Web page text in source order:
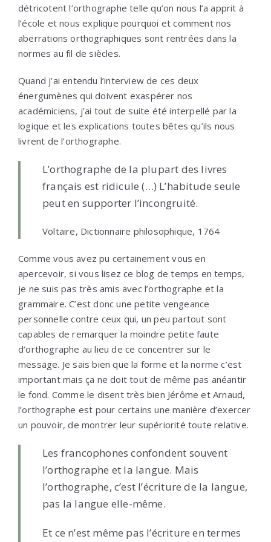
détricotent l’orthographe telle qu’on nous l’a apprit à
l’école et nous explique pourquoi et comment nos
aberrations orthographiques sont rentrées dans la
normes au fil de siècles.
Quand j’ai entendu l’interview de ces deux
énergumènes qui doivent exaspérer nos
académiciens, j’ai tout de suite été interpellé par la
logique et les explications toutes bêtes qu’ils nous
livrent de l’orthographe.
L’orthographe de la plupart des livres
français est ridicule (…) L’habitude seule
peut en supporter l’incongruité.
Voltaire, Dictionnaire philosophique, 1764
Comme vous avez pu certainement vous en
apercevoir, si vous lisez ce blog de temps en temps,
je ne suis pas très amis avec l’orthographe et la
grammaire. C’est donc une petite vengeance
personnelle contre ceux qui, un peu partout sont
capables de remarquer la moindre petite faute
d’orthographe au lieu de ce concentrer sur le
message. Je sais bien que la forme et la norme c’est
important mais ça ne doit tout de même pas anéantir
le fond. Comme le disent très bien Jérôme et Arnaud,
l’orthographe est pour certains une manière d’exercer
un pouvoir, de montrer leur supériorité toute relative.
Les francophones confondent souvent
l’orthographe et la langue. Mais
l’orthographe, c’est l’écriture de la langue,
pas la langue elle-même.
Et ce n’est même pas l’écriture en termes